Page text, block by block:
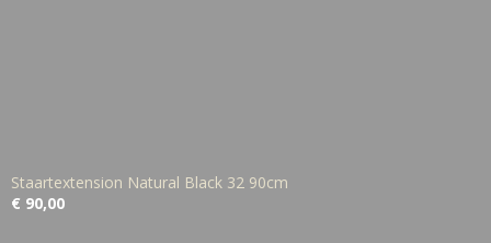
Staartextension Natural Black 32 90cm
€ 90,00